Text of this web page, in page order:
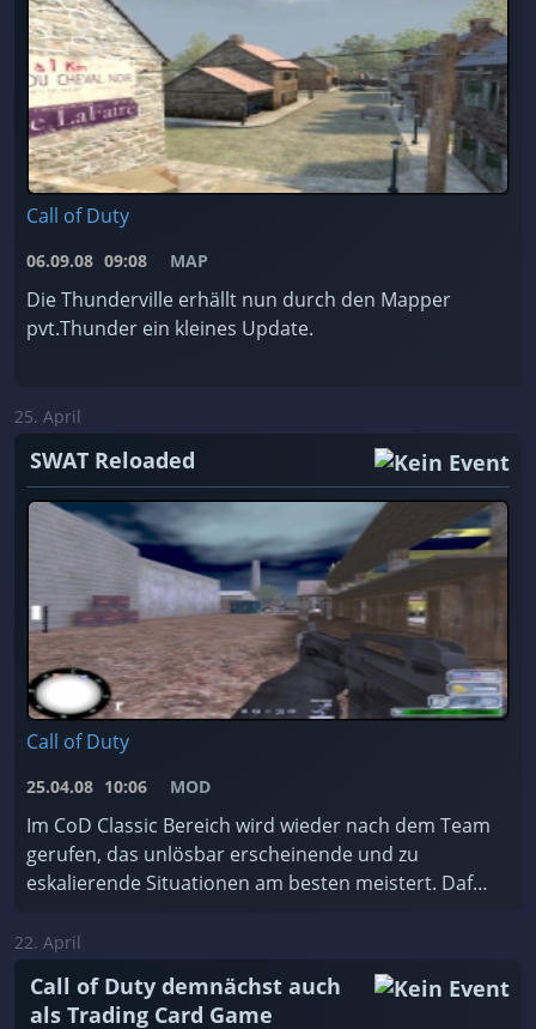
Call of Duty
06.09.08 09:08 MAP
Die Thunderville erhällt nun durch den Mapper
pvt.Thunder ein kleines Update.
25. April
SWAT Reloaded
Call of Duty
25.04.08 10:06 MOD
Im CoD Classic Bereich wird wieder nach dem Team
gerufen, das unlösbar erscheinende und zu
eskalierende Situationen am besten meistert. Dafür
welchem ...
22. April
Call of Duty demnächst auch
als Trading Card Game